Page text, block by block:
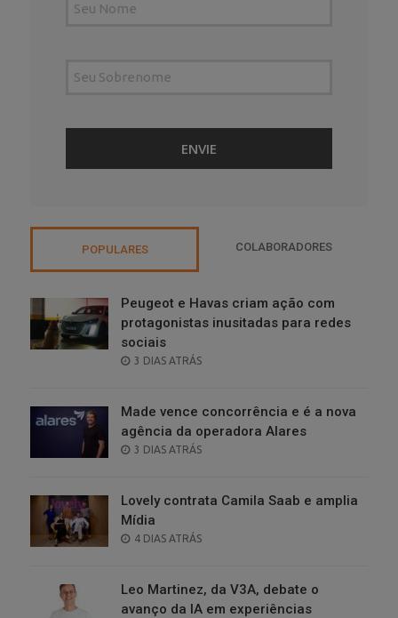
POPULARES COLABORADORES
Peugeot e Havas criam ação com
protagonistas inusitadas para redes
sociais
POSTED
3 DIAS ATRÁS
Made vence concorrência e é a nova
agência da operadora Alares
POSTED
3 DIAS ATRÁS
Lovely contrata Camila Saab e amplia
Mídia
POSTED
4 DIAS ATRÁS
Leo Martinez, da V3A, debate o
avanço da IA em experiências